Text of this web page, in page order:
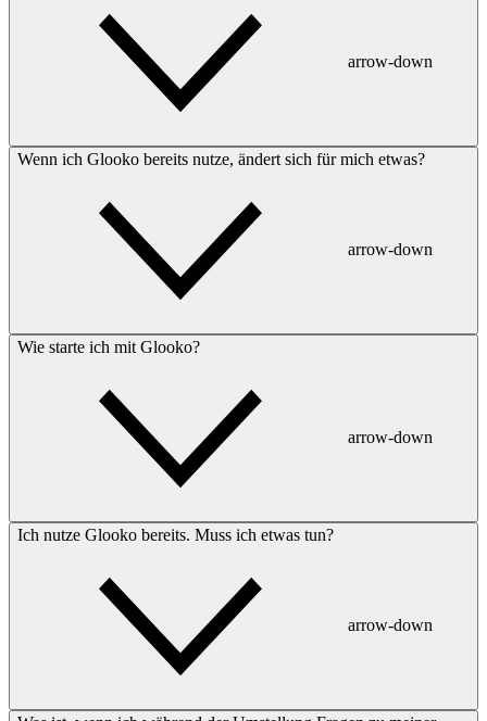
arrow-down
Wenn ich Glooko bereits nutze, ändert sich für mich etwas?
arrow-down
Wie starte ich mit Glooko?
arrow-down
Ich nutze Glooko bereits. Muss ich etwas tun?
arrow-down